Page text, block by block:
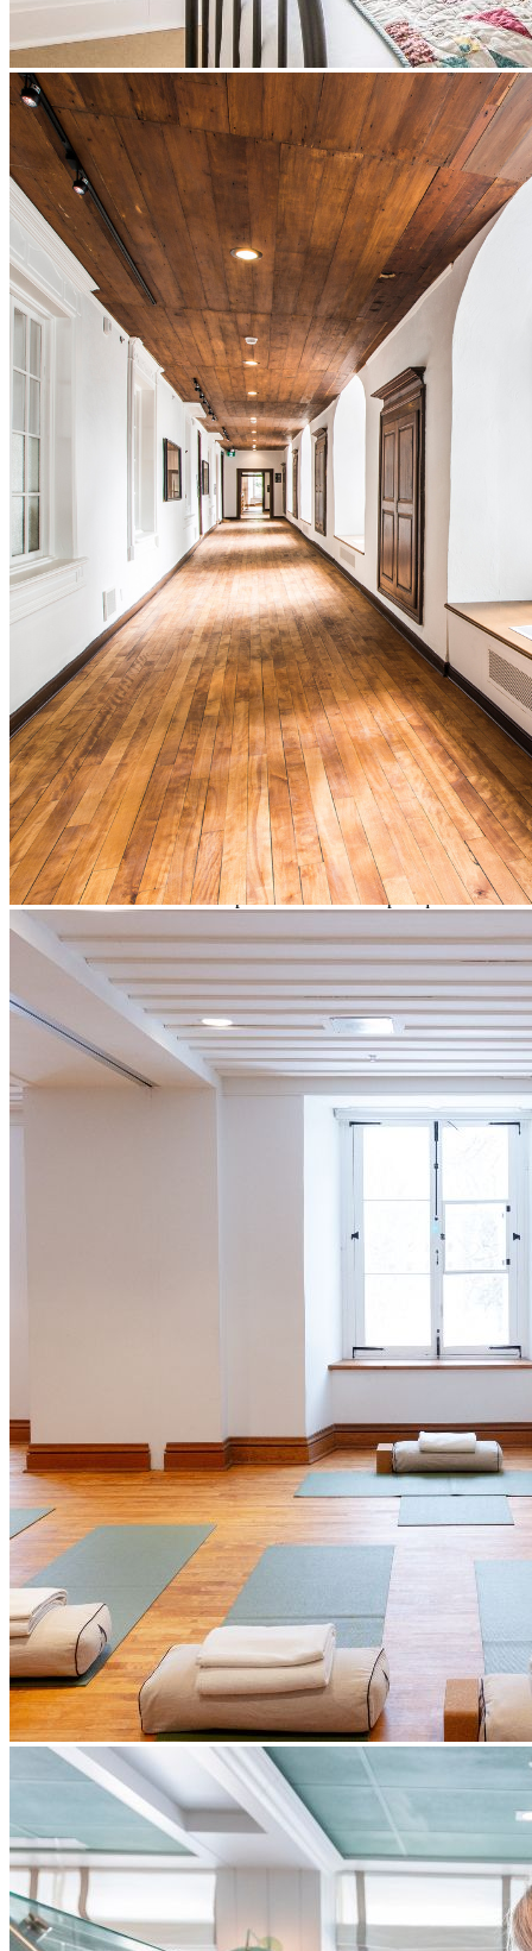
Retraite Signature
ParLe Monastère des Augustines
Organisateur
Signature
Vendredi 22 janvier 17h30 au dimanche 24 janvier 15h 2027
Le prix par personne inclut:
Votre participation à la retraite Signature
L’hébergement de 2 nuitées dans l’ancien cloître restauré du
Monastère (chambre authentique ou chambre contemporaine)
3 repas santé par jour, incluant le petit-déjeuner en silence
L’accès au Musée et au site patrimonial
Tout le matériel requis est inclus
À partir de
920,00 $ chambre authentique, par personne, en occupation
Réserver maintenantCe lien s'ouvrira dans une nouvelle fenêtre
Informations àprogrammation@monastere.ca
Description
Plongez au cœur du Monastère grâce à des activités mieux-être et
des découvertes culturelles inspirantes. Alliant des pratiques basées
sur des connaissances actuelles et passées, cette retraite de groupe
est inspirée de la riche histoire des Augustines qui ont su préserver
un équilibre de vie exceptionnel pendant près de 400 ans.
Découvrez
de quellesfaçons l’histoire et le patrimoines’amalgament
pour favoriser
un état de ressourcement en misant sur les émotions,
les valeurs et le sens.
Cette retraite a été soigneusement conçue pour vous permettre de
vous imprégner de l’essence du Monastère et d’expérimenter
l’authenticité et la douceur du lieu. Tout au long de votre séjour,
vous serez accompagné avec bienveillance par les membres de notre
Dormez dans une chambre authentique ayant appartenu aux
Augustines, restaurée pour votre confort;
Expérimentez l’alimentation consciente et ses bienfaits en
Plongez dans le patrimoine et l’histoire en découvrant nos
expositions et nos parcours patrimoniaux et introspectifs;
Pratiquez le yoga, la méditation et la respiration ainsi que des
empreint de bienveillance, où les individus se rencontrent et
les cœurs s’ouvrent dans un profond respect des limites de
chacun.
Joignez-vous à nous pour une expérience qui éveille les sens et
apaise l’esprit, et imprégnez-vous de l’atmosphère de paix qui habite
nos lieux.
Embarquez dans cette aventure en soi en exclusivité au Monastère
des Augustines.
Notes importantes
Aucune expérience requise.
Il s’agit d’une retraite de groupe (maximum 15 participants). Pour
une expérience individuelle et en silence, veuillez consulter la
nos forfaits de ressourcement.
La retraite débute le vendredi à 17h30 et se termine le dimanche à
15h. Si vous le souhaitez, vous pouvez consulterl’horaire
complet
Ce lien s'ouvrira dans une nouvelle fenêtrede la fin de
semaine.